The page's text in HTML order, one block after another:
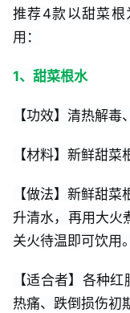
推荐4款以甜菜根
用：
1、甜菜根水
【功效】清热解毒
【材料】新鲜甜
【做法】新鲜甜
升清水，再用大火
关火待温即可饮用。
【适合者】各种
热痛、跌倒损伤初